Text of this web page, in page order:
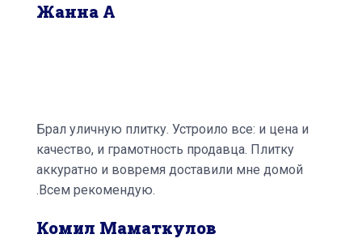
Жанна А
Брал уличную плитку. Устроило все: и цена и
качество, и грамотность продавца. Плитку
аккуратно и вовремя доставили мне домой
.Всем рекомендую.
Комил Маматкулов